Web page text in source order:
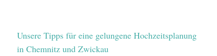
Unsere Tipps für eine gelungene Hochzeitsplanung
in Chemnitz und Zwickau